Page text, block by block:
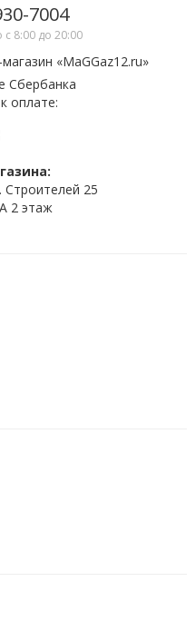
7004
с 8:00 до 20:00
«MaGGaz12.ru»
Сбербанка
оплате:
25
2 этаж